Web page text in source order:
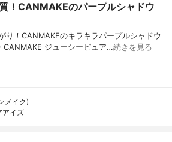
！CANMAKEのパープルシャドウ
り！CANMAKEのキラキラパープルシャドウ
・CANMAKE ジューシーピュア…続きを見る
メイク)
アイズ